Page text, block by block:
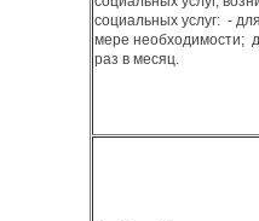
социальных услуг: -
мере необходимости;
раз в месяц.